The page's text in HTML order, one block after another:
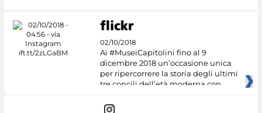
02/10/2018
Ai #MuseiCapitolini fino al 9
dicembre 2018 un’occasione unica
per ripercorrere la storia degli ultimi
tre concili dell’età moderna con